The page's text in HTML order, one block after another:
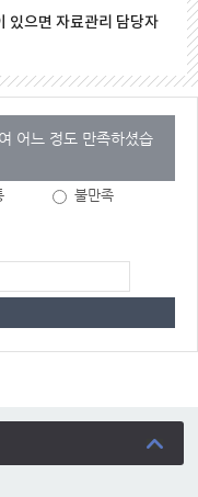
있으면 자료관리 담당자
어느 정도 만족하셨습
불만족